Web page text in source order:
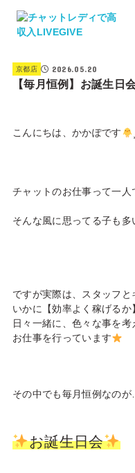
京都店 2026.05.20
【毎月恒例】お誕生日
こんにちは、かかぽです
チャットのお仕事って一
そんな風に思ってる子も多
ですが実際は、スタッフ
いかに【効率よく稼げるか
日々一緒に、色々な事を考
お仕事を行っています
その中でも毎月恒例なのが
お誕生日会